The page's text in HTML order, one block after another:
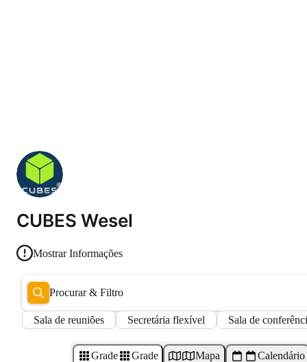
CUBES Wesel
Mostrar Informações
Procurar & Filtro
Sala de reuniões Secretária flexível Sala de
Grade Grade Mapa Calendário